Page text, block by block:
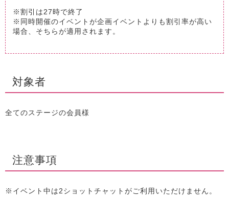
※割引は27時で終了
※同時開催のイベントが企画イベントよりも割引率が高い
場合、そちらが適用されます。
対象者
全てのステージの会員様
注意事項
※イベント中は2ショットチャットがご利用いただけません。